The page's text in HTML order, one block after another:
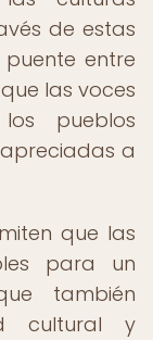
de estas
entre
las voces
pueblos
a
que las
para un
también
cultural y